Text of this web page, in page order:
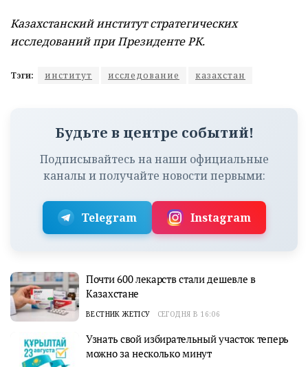
Казахстанский институт стратегических
исследований при Президенте РК.
Тэги: институт исследование казахстан
Будьте в центре событий!
Подписывайтесь на наши официальные
каналы и получайте новости первыми:
Telegram Instagram
Почти 600 лекарств стали дешевле в
Казахстане
ВЕСТНИК ЖЕТІСУ СЕГОДНЯ В 16:06
Узнать свой избирательный участок теперь
можно за несколько минут